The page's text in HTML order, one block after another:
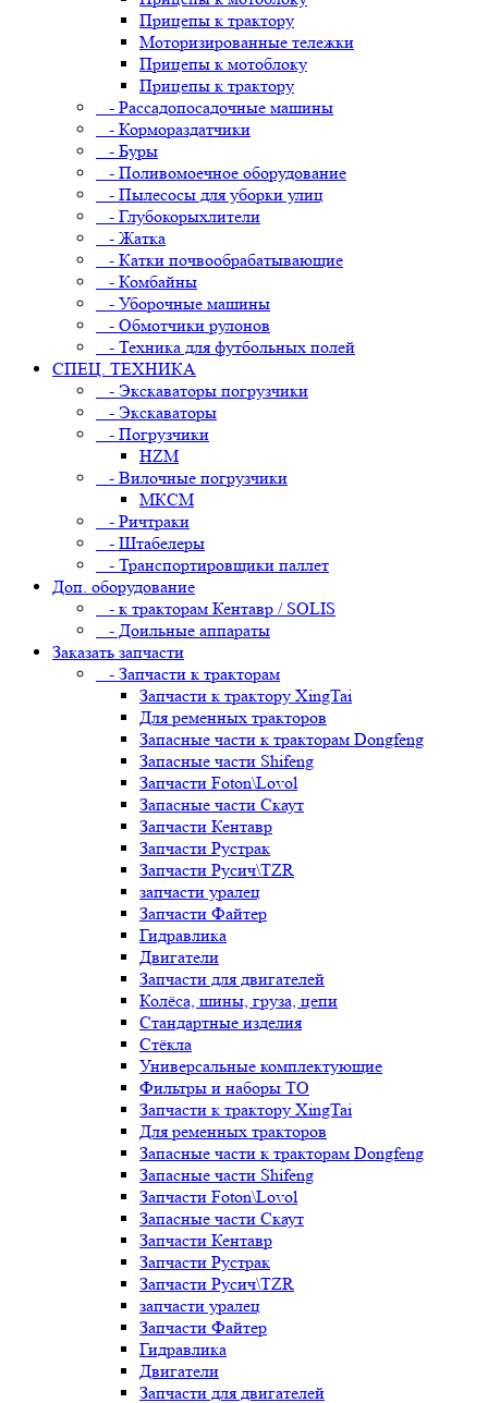
Прицепы к трактору
Моторизированные тележки
Прицепы к мотоблоку
Прицепы к трактору
- Рассадопосадочные машины
- Кормораздатчики
- Буры
- Поливомоечное оборудование
- Пылесосы для уборки улиц
- Глубокорыхлители
- Жатка
- Катки почвообрабатывающие
- Комбайны
- Уборочные машины
- Обмотчики рулонов
- Техника для футбольных полей
СПЕЦ. ТЕХНИКА
- Экскаваторы погрузчики
- Экскаваторы
- Погрузчики
HZM
- Вилочные погрузчики
МКСМ
- Ричтраки
- Штабелеры
- Транспортировщики паллет
Доп. оборудование
- к тракторам Кентавр / SOLIS
- Доильные аппараты
Заказать запчасти
- Запчасти к тракторам
Запчасти к трактору XingTai
Для ременных тракторов
Запасные части к тракторам Dongfeng
Запасные части Shifeng
Запчасти Foton\Lovol
Запасные части Скаут
Запчасти Кентавр
Запчасти Рустрак
Запчасти Русич\TZR
запчасти уралец
Запчасти Файтер
Гидравлика
Двигатели
Запчасти для двигателей
Колёса, шины, груза, цепи
Стандартные изделия
Стёкла
Универсальные комплектующие
Фильтры и наборы ТО
Запчасти к трактору XingTai
Для ременных тракторов
Запасные части к тракторам Dongfeng
Запасные части Shifeng
Запчасти Foton\Lovol
Запасные части Скаут
Запчасти Кентавр
Запчасти Рустрак
Запчасти Русич\TZR
запчасти уралец
Запчасти Файтер
Гидравлика
Двигатели
Запчасти для двигателей